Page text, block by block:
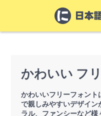
かわいい フ
かわいいフリーフォン
で親しみやすいデザイン
ラル、ファンシーなど